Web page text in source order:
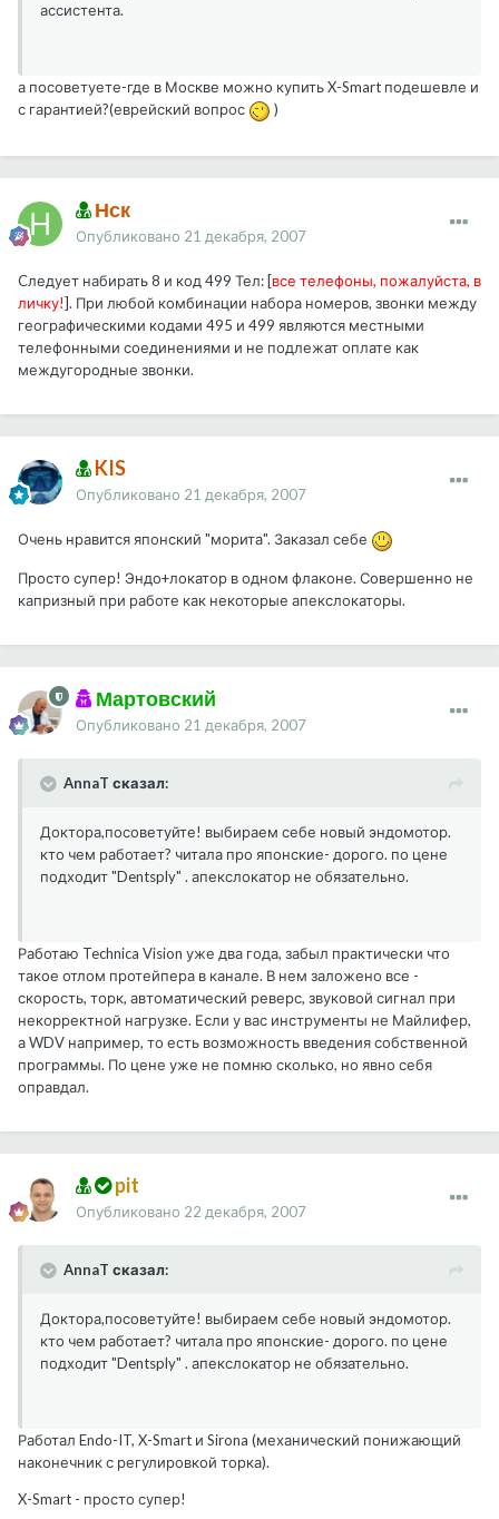
ассистента.
а посоветуете-где в Москве можно купить X-Smart подешевле и
с гарантией?(еврейский вопрос
)
Нск
Опубликовано 21 декабря, 2007
Cледует набирать 8 и код 499 Тел: [все телефоны, пожалуйста, в
личку!]. При любой комбинации набора номеров, звонки между
географическими кодами 495 и 499 являются местными
телефонными соединениями и не подлежат оплате как
междугородные звонки.
KIS
Опубликовано 21 декабря, 2007
Очень нравится японский "морита". Заказал себе
Просто супер! Эндо+локатор в одном флаконе. Совершенно не
капризный при работе как некоторые апекслокаторы.
Мартовский
Опубликовано 21 декабря, 2007
AnnaT сказал:
Доктора,посоветуйте! выбираем себе новый эндомотор.
кто чем работает? читала про японские- дорого. по цене
подходит "Dentsply" . апекслокатор не обязательно.
Работаю Technica Vision уже два года, забыл практически что
такое отлом протейпера в канале. В нем заложено все -
скорость, торк, автоматический реверс, звуковой сигнал при
некорректной нагрузке. Если у вас инструменты не Майлифер,
а WDV например, то есть возможность введения собственной
программы. По цене уже не помню сколько, но явно себя
оправдал.
pit
Опубликовано 22 декабря, 2007
AnnaT сказал:
Доктора,посоветуйте! выбираем себе новый эндомотор.
кто чем работает? читала про японские- дорого. по цене
подходит "Dentsply" . апекслокатор не обязательно.
Работал Endo-IT, X-Smart и Sirona (механический понижающий
наконечник с регулировкой торка).
X-Smart - просто супер!